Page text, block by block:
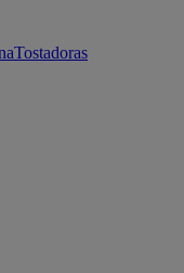
Tostadoras